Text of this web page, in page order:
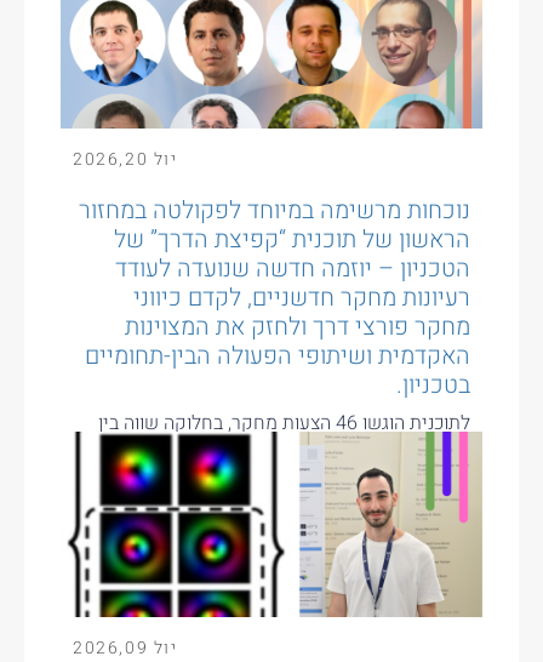
יול 20
,
2026
נוכחות מרשימה במיוחד לפקולטה במחזור
הראשון של תוכנית “קפיצת הדרך” של
הטכניון – יוזמה חדשה שנועדה לעודד
רעיונות מחקר חדשניים, לקדם כיווני
מחקר פורצי דרך ולחזק את המצוינות
האקדמית ושיתופי הפעולה הבין-תחומיים
בטכניון.
לתוכנית הוגשו 46 הצעות מחקר, בחלוקה שווה בין
המסלול האישי למסלול הקבוצתי. לאחר הליך שיפוט
תחרותי נבחרו עשר הצעות...
יול 09
,
2026